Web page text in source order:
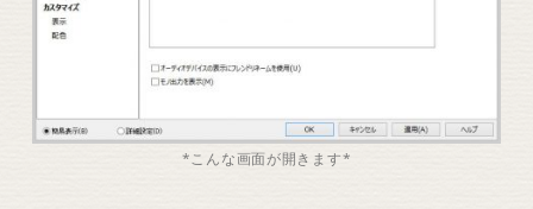
*こんな画面が開きます*